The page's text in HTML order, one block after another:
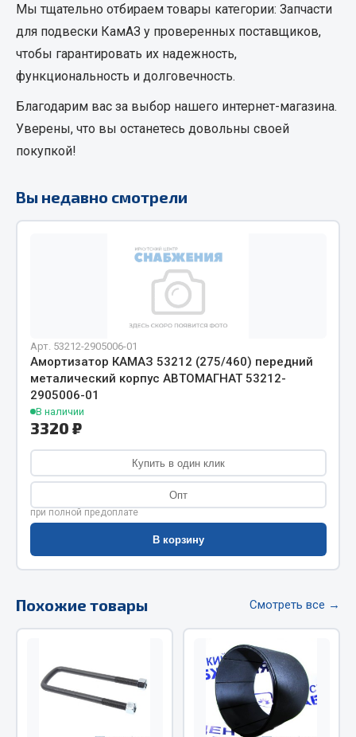
Гайки
Кольца стопорные
Пресс-масленки
Пробки
Пружины
Хомуты
Весь раздел
Соединительные элементы
Адаптеры и переходники
Трубки, муфты, гайки
Угольники
Фитинги
Штуцеры
Весь раздел
Инструмент
Автомобильный инструмент
Измерительный инструмент
Режущий инструмент
Силовое оборудование
Столярный инструмент
Показать ещё
Мы тщательно отбираем товары категории: Запчасти
для подвески КамАЗ у проверенных поставщиков,
чтобы гарантировать их надежность,
функциональность и долговечность.
Благодарим вас за выбор нашего интернет-магазина.
Уверены, что вы останетесь довольны своей
покупкой!
Вы недавно смотрели
Арт. 53212-2905006-01
Амортизатор КАМАЗ 53212 (275/460) передний
металический корпус АВТОМАГНАТ 53212-
2905006-01
В наличии
3320 ₽
Купить в один клик
Опт
при полной предоплате
В корзину
Похожие товары Смотреть все →